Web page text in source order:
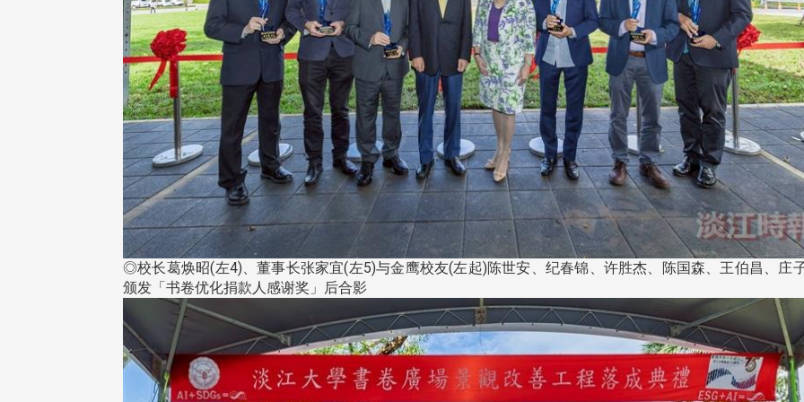
◎校长葛焕昭(左4)、董事长张家宜(左5)与金鹰校友(左起)陈世安、纪春锦、许胜杰、陈国森、王伯昌、庄
颁发「书卷优化捐款人感谢奖」后合影